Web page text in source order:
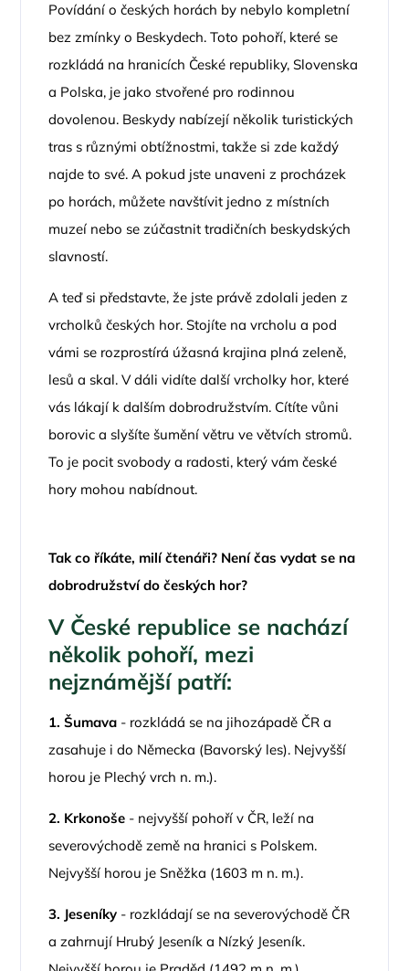
Povídání o českých horách by nebylo kompletní
bez zmínky o Beskydech. Toto pohoří, které se
rozkládá na hranicích České republiky, Slovenska
a Polska, je jako stvořené pro rodinnou
dovolenou. Beskydy nabízejí několik turistických
tras s různými obtížnostmi, takže si zde každý
najde to své. A pokud jste unaveni z procházek
po horách, můžete navštívit jedno z místních
muzeí nebo se zúčastnit tradičních beskydských
slavností.
A teď si představte, že jste právě zdolali jeden z
vrcholků českých hor. Stojíte na vrcholu a pod
vámi se rozprostírá úžasná krajina plná zeleně,
lesů a skal. V dáli vidíte další vrcholky hor, které
vás lákají k dalším dobrodružstvím. Cítíte vůni
borovic a slyšíte šumění větru ve větvích stromů.
To je pocit svobody a radosti, který vám české
hory mohou nabídnout.
Tak co říkáte, milí čtenáři? Není čas vydat se na
dobrodružství do českých hor?
V České republice se nachází
několik pohoří, mezi
nejznámější patří:
1.Šumava - rozkládá se na jihozápadě ČR a
zasahuje i do Německa (Bavorský les). Nejvyšší
horou je Plechý vrch n. m.).
2. Krkonoše - nejvyšší pohoří v ČR, leží na
severovýchodě země na hranici s Polskem.
Nejvyšší horou je Sněžka (1603 m n. m.).
3. Jeseníky - rozkládají se na severovýchodě ČR
a zahrnují Hrubý Jeseník a Nízký Jeseník.